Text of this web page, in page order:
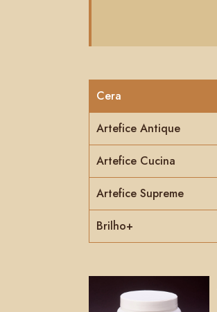
Cera
Artefice Antique
Artefice Cucina
Artefice Supreme
Brilho+